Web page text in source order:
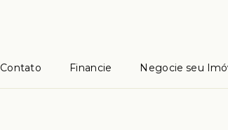
Contato Financie Negocie seu